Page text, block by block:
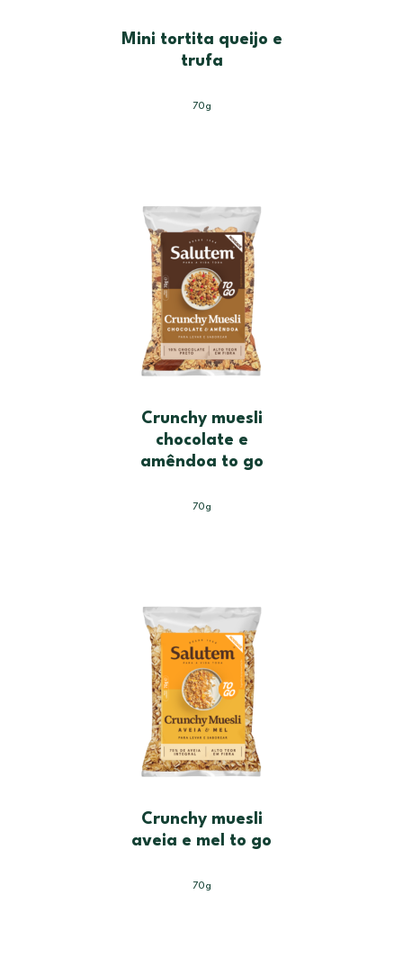
Mini tortita queijo e
trufa
70g
Crunchy muesli
chocolate e
amêndoa to go
70g
Crunchy muesli
aveia e mel to go
70g